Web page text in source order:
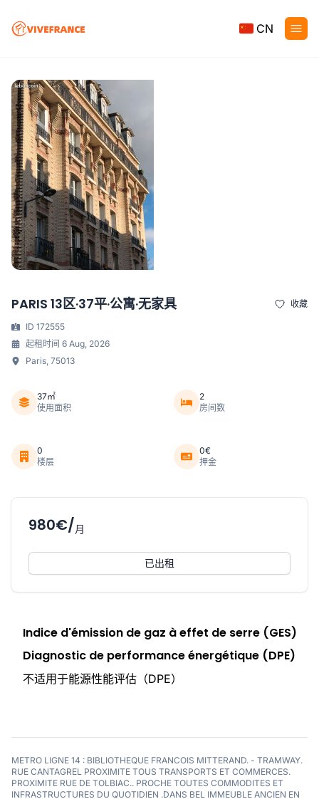
CN
PARIS 13区·37平·公寓·无家具 收藏
ID 172555
起租时间 6 Aug, 2026
Paris, 75013
37㎡
使用面积
2
房间数
0
楼层
0€
押金
980€/月
已出租
Indice d'émission de gaz à effet de serre (GES)
Diagnostic de performance énergétique (DPE)
不适用于能源性能评估（DPE）
METRO LIGNE 14 : BIBLIOTHEQUE FRANCOIS MITTERAND. - TRAMWAY.
RUE CANTAGREL PROXIMITE TOUS TRANSPORTS ET COMMERCES.
PROXIMITE RUE DE TOLBIAC.. PROCHE TOUTES COMMODITES ET
INFRASTRUCTURES DU QUOTIDIEN .DANS BEL IMMEUBLE ANCIEN EN